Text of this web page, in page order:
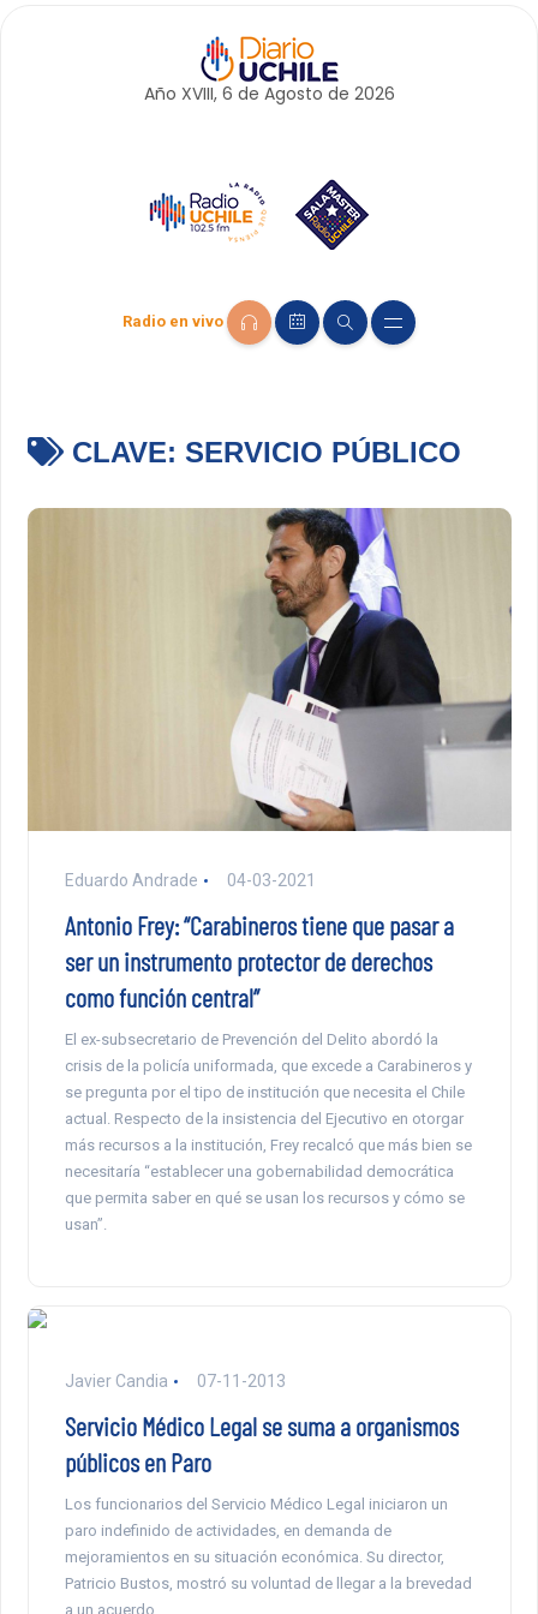
Año XVIII, 6 de Agosto de 2026
Radio en vivo
CLAVE: SERVICIO PÚBLICO
Eduardo Andrade 04-03-2021
Antonio Frey: “Carabineros tiene que pasar a
ser un instrumento protector de derechos
como función central”
El ex-subsecretario de Prevención del Delito abordó la
crisis de la policía uniformada, que excede a Carabineros y
se pregunta por el tipo de institución que necesita el Chile
actual. Respecto de la insistencia del Ejecutivo en otorgar
más recursos a la institución, Frey recalcó que más bien se
necesitaría “establecer una gobernabilidad democrática
que permita saber en qué se usan los recursos y cómo se
usan”.
Javier Candia 07-11-2013
Servicio Médico Legal se suma a organismos
públicos en Paro
Los funcionarios del Servicio Médico Legal iniciaron un
paro indefinido de actividades, en demanda de
mejoramientos en su situación económica. Su director,
Patricio Bustos, mostró su voluntad de llegar a la brevedad
a un acuerdo.